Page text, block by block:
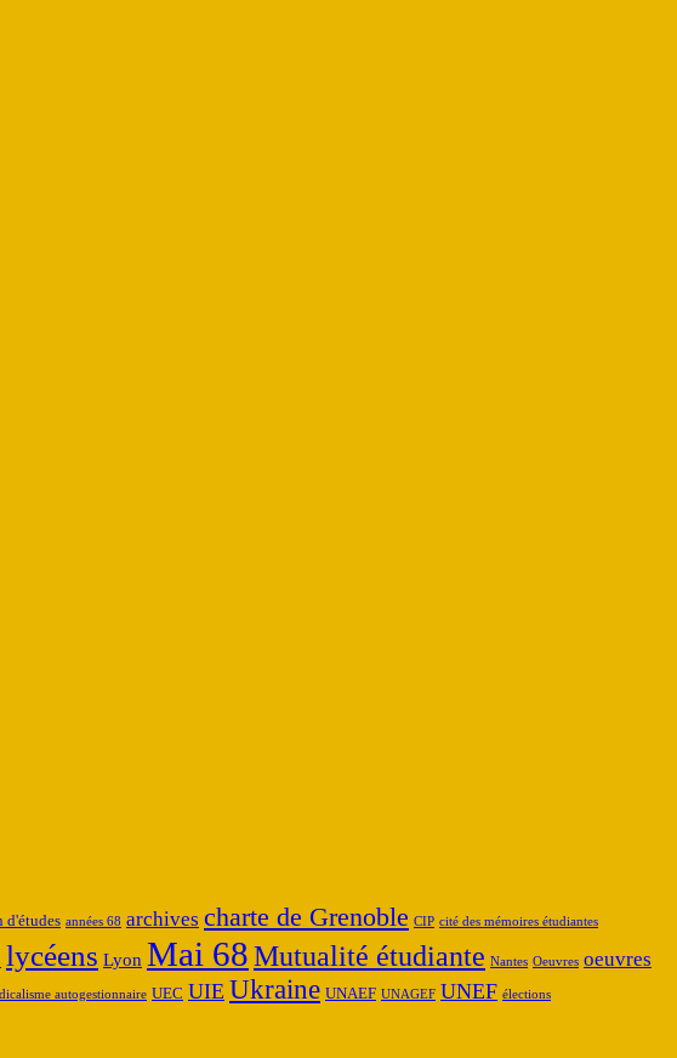
d'études années 68 archives charte de Grenoble CIP cité des mémoires étudiantes
lycéens Lyon Mai 68Mutualité étudiante Nantes Oeuvres oeuvres
autogestionnaire UEC UIE Ukraine UNAEF UNAGEF UNEF élections